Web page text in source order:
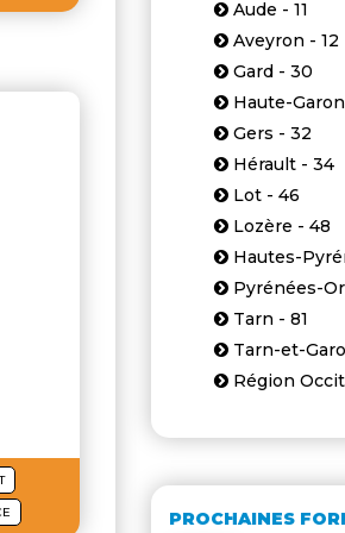
Aude - 11
Aveyron - 12
Gard - 30
Haute-
Gers - 32
Hérault - 34
Lot - 46
Lozère - 48
Hautes-
Pyrénées-
Tarn - 81
Tarn-et-
Région
PROCHAINES